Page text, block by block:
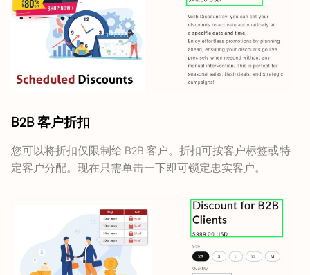
B2B 客户折扣
您可以将折扣仅限制给 B2B 客户。折扣可按客户标签或特
定客户分配。现在只需单击一下即可锁定忠实客户。